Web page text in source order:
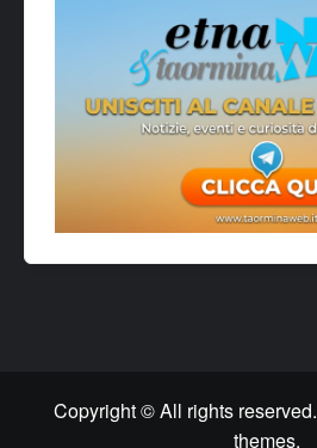
Copyright © All rights reserved.
themes.